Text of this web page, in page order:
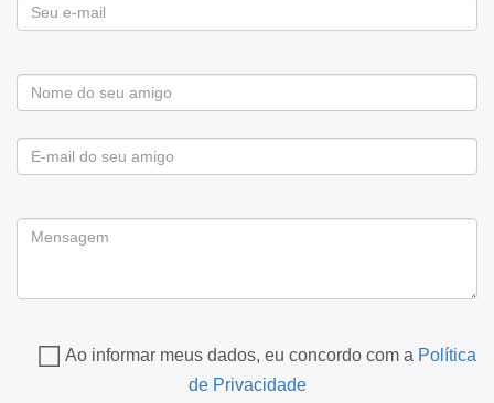
Ao informar meus dados, eu concordo com a Política
de Privacidade